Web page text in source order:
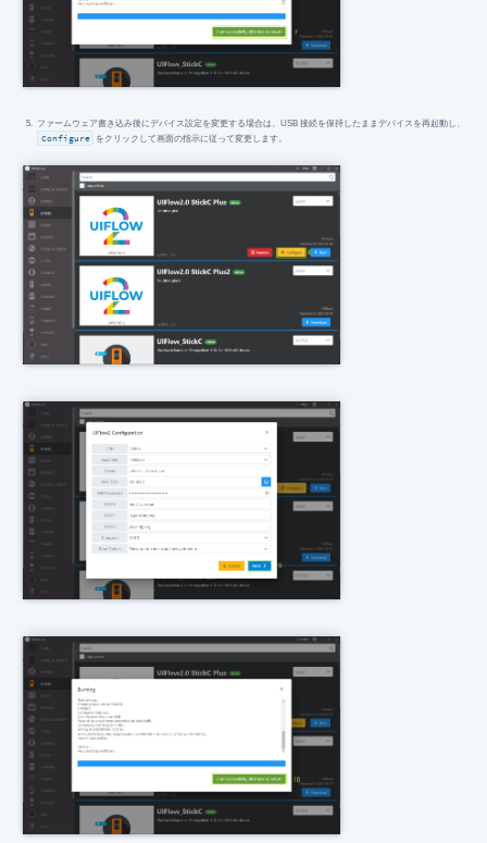
ファームウェア書き込み後にデバイス設定を変更する場合は、USB 接続を保持したままデバイスを再起動し、
Configure
をクリックして画面の指示に従って変更します。